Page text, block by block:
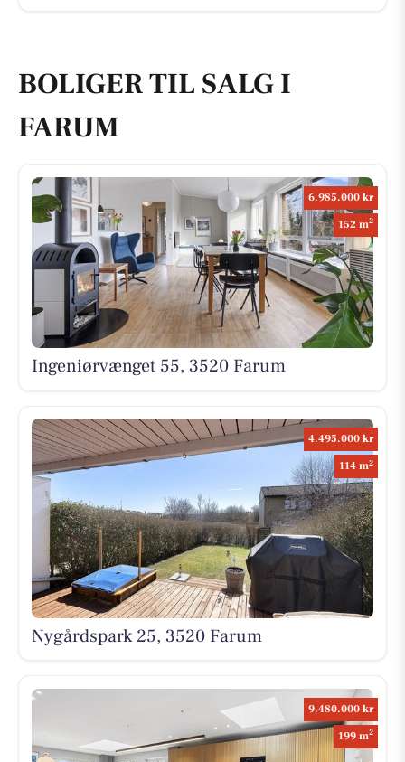
BOLIGER TIL SALG I
FARUM
6.985.000 kr
152 m2
Ingeniørvænget 55, 3520 Farum
4.495.000 kr
114 m2
Nygårdspark 25, 3520 Farum
9.480.000 kr
199 m2